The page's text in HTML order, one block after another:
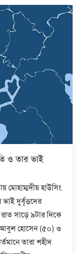
ও তার ভাই
মোহাম্মদীয় হাউসিং
দুর্বৃত্তদের
সাড়ে ৯টার দিকে
আবুল হোসেন (৫০) ও
তারা শহীদ